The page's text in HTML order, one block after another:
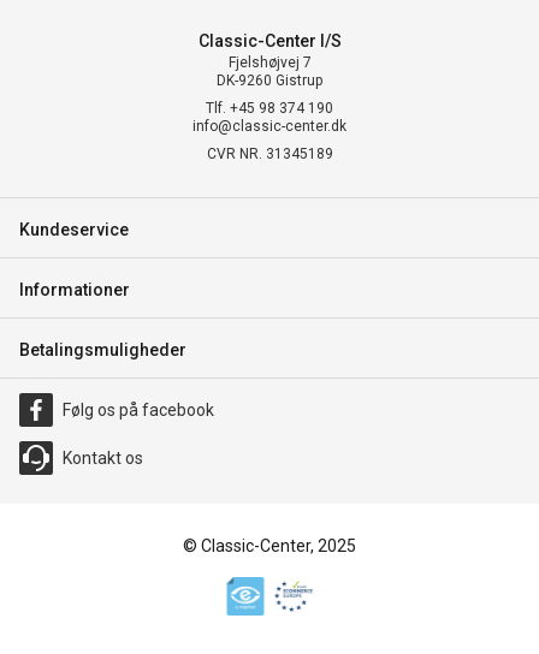
Classic-Center I/S
Fjelshøjvej 7
DK-9260 Gistrup
Tlf. +45 98 374 190
info@classic-center.dk
CVR NR. 31345189
Kundeservice
Informationer
Betalingsmuligheder
Følg os på facebook
Kontakt os
© Classic-Center, 2025